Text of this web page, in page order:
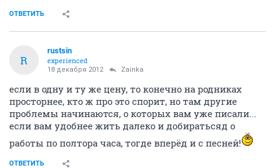
ОТВЕТИТЬ
R
rustsin
experienced
18 декабря 2012 Zainka
если в одну и ту же цену, то конечно на родниках
просторнее, кто ж про это спорит, но там другие
проблемы начинаются, о которых вам уже писали...
если вам удобнее жить далеко и добиратьсяд о
работы по полтора часа, тогде вперёд и с песней!
ОТВЕТИТЬ